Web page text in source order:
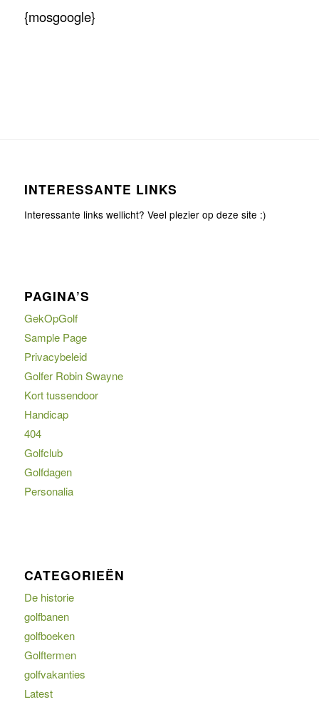
{mosgoogle}
INTERESSANTE LINKS
Interessante links wellicht? Veel plezier op deze site :)
PAGINA’S
GekOpGolf
Sample Page
Privacybeleid
Golfer Robin Swayne
Kort tussendoor
Handicap
404
Golfclub
Golfdagen
Personalia
CATEGORIEËN
De historie
golfbanen
golfboeken
Golftermen
golfvakanties
Latest